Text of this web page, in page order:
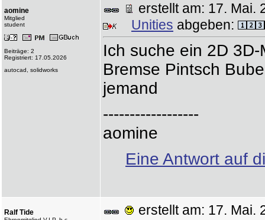
aomine
Mitglied
student
Beiträge: 2
Registriert: 17.05.2026
autocad, solidworks
erstellt am: 17.
Unities abgeben:
Ich suche ein 2D
Bremse Pintsch
jemand
------------------
aomine
Eine Antwort auf
Ralf Tide
erstellt am: 17.